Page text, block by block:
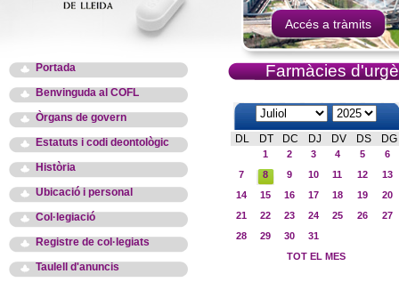
Accés a tràmits
Portada
Benvinguda al COFL
Òrgans de govern
Estatuts i codi deontològic
Història
Ubicació i personal
Col·legiació
Registre de col·legiats
Taulell d'anuncis
Farmàcies
DL DT DC DJ DV DS DG
1 2 3 4 5
6
7
8 9 10 11 12
13
14
15 16 17 18 19
20
21
22 23 24 25 26
27
28
29 30
31
TOT EL MES